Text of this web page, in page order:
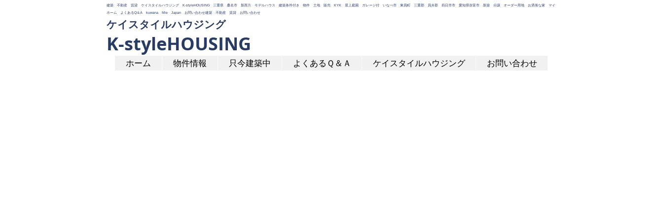
建築 不動産 賃貸 ケイスタイルハウジング K-styleHOUSING 三重県 桑名市 新西方 モデルハウス 建築条件付き 物件 土地 販売 KYK 屋上庭園 ガレージ付 いなべ市 東員町 三重郡 員弁郡 四日市市 愛知県弥富市 新築 分譲 オーダー用地 お洒落な家 マイ
ホーム よくあるQ＆A kuwana Mie Japan お問い合わせ​建築 不動産 賃貸 お問い合わせ
ケイスタイルハウジング
K-styleHOUSING​
ホーム 物件情報 只今建築中 よくあるＱ＆Ａ ケイスタイルハウジング お問い合わせ